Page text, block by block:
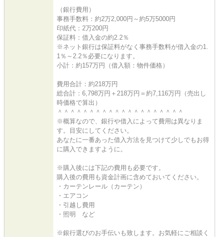
（銀行費用）
事務手数料：約2万2,000円～約5万5000円
印紙代：2万200円
保証料：借入金の約2.2％
※ネット銀行は保証料がなく事務手数料が借入金の1.
1％～2.2％必要になります。
小計：約157万円（借入額：物件価格）
費用合計：約218万円
総合計：6,798万円＋218万円＝約7,116万円（売出し
時価格で算出）
＾＾＾＾＾＾＾＾＾＾＾＾＾＾＾＾＾＾＾＾
※概算なので、銀行や借入によって費用は異なりま
す。目安にしてください。
あなたに一番あった借入方法を見つけて少しでもお得
に購入できますように。
※購入後には下記の費用も必要です。
購入後の費用も資金計画に含めておいてください。
・カーテンレール（カーテン）
・エアコン
・引越し費用
・照明 など
※銀行選びのお手伝いも致します。お気軽にご相談く